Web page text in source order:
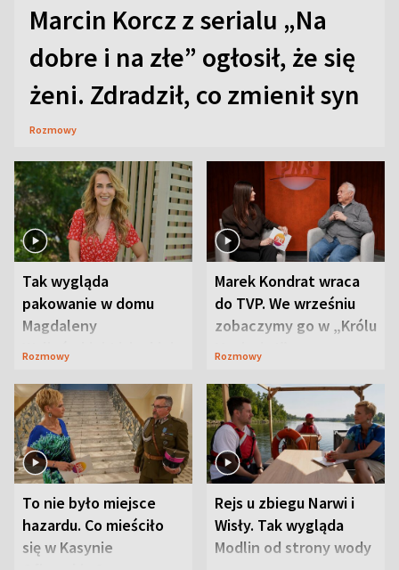
Marcin Korcz z serialu „Na
dobre i na złe” ogłosił, że się
żeni. Zdradził, co zmienił syn
Rozmowy
Tak wygląda
pakowanie w domu
Magdaleny
Waligórskiej-Lisieckiej.
Rozmowy
Marek Kondrat wraca
do TVP. We wrześniu
zobaczymy go w „Królu
Maciusiu I”
Rozmowy
To nie było miejsce
hazardu. Co mieściło
się w Kasynie
Rejs u zbiegu Narwi i
Wisły. Tak wygląda
Modlin od strony wody